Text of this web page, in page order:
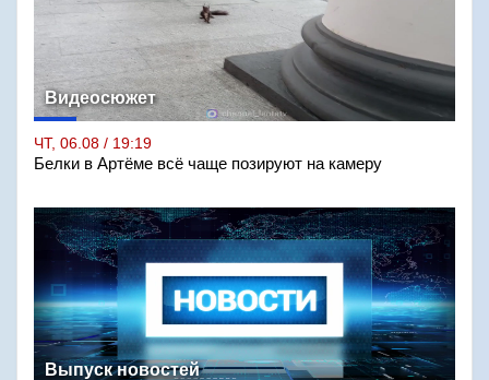
Видеосюжет
ЧТ, 06.08 / 19:19
Белки в Артёме всё чаще позируют на камеру
Выпуск новостей